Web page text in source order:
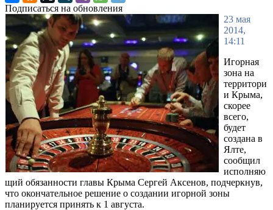
Подписаться на обновления
23 мая
2014,
14:11
Игорная
зона на
территори
и Крыма,
скорее
всего,
будет
создана в
Ялте,
сообщил
исполняю
щий обязанности главы Крыма Сергей Аксенов, подчеркнув,
что окончательное решение о создании игорной зоны
планируется принять к 1 августа.